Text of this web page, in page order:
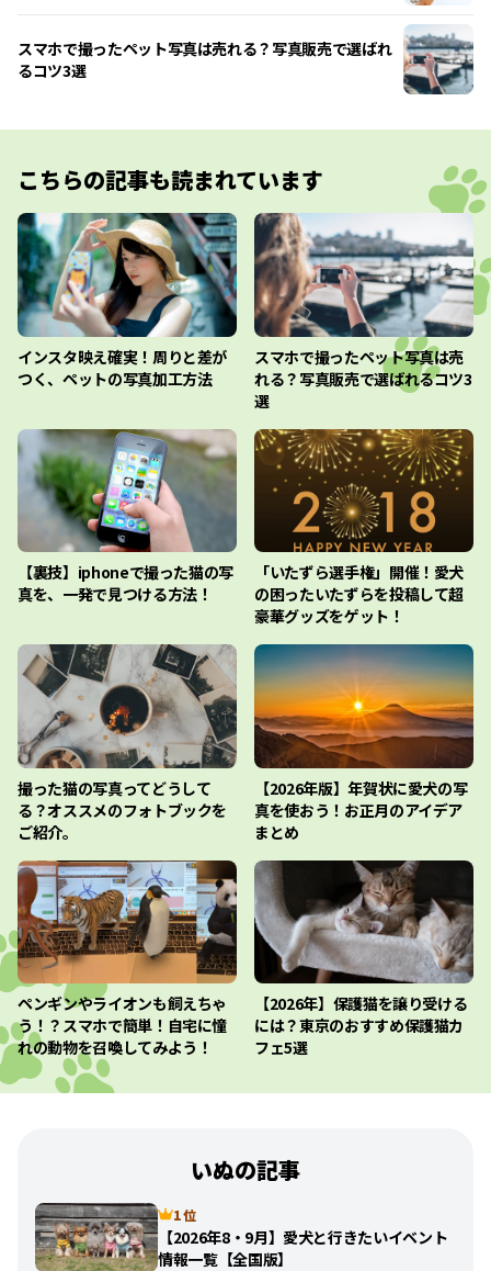
スマホで撮ったペット写真は売れる？写真販売で選ばれ
るコツ3選
こちらの記事も読まれています
インスタ映え確実！周りと差が
つく、ペットの写真加工方法
スマホで撮ったペット写真は売
れる？写真販売で選ばれるコツ3
選
【裏技】iphoneで撮った猫の写
真を、一発で見つける方法！
「いたずら選手権」開催！愛犬
の困ったいたずらを投稿して超
豪華グッズをゲット！
撮った猫の写真ってどうして
る？オススメのフォトブックを
ご紹介。
【2026年版】年賀状に愛犬の写
真を使おう！お正月のアイデア
まとめ
ペンギンやライオンも飼えちゃ
う！？スマホで簡単！自宅に憧
れの動物を召喚してみよう！
【2026年】保護猫を譲り受ける
には？東京のおすすめ保護猫カ
フェ5選
いぬの記事
1 位
【2026年8・9月】愛犬と行きたいイベント
情報一覧【全国版】